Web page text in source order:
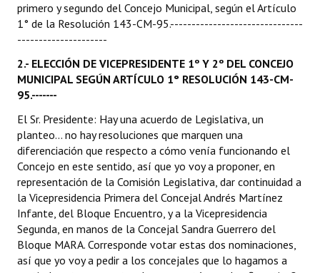
primero y segundo del Concejo Municipal, según el Artículo
1° de la Resolución 143-CM-95.-------------------------------
---------------------
2.- ELECCIÓN DE VICEPRESIDENTE 1º Y 2º DEL CONCEJO
MUNICIPAL SEGÚN ARTÍCULO 1° RESOLUCIÓN 143-CM-
95.-------
El Sr. Presidente: Hay una acuerdo de Legislativa, un
planteo... no hay resoluciones que marquen una
diferenciación que respecto a cómo venía funcionando el
Concejo en este sentido, así que yo voy a proponer, en
representación de la Comisión Legislativa, dar continuidad a
la Vicepresidencia Primera del Concejal Andrés Martínez
Infante, del Bloque Encuentro, y a la Vicepresidencia
Segunda, en manos de la Concejal Sandra Guerrero del
Bloque MARA. Corresponde votar estas dos nominaciones,
así que yo voy a pedir a los concejales que lo hagamos a